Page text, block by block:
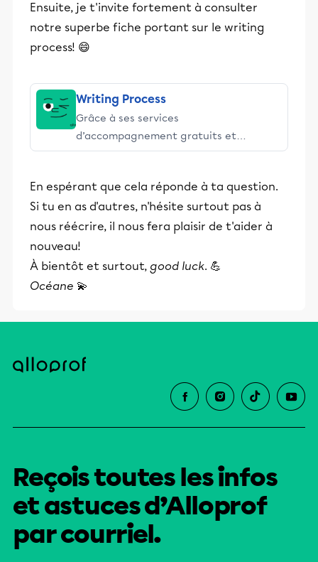
Ensuite, je t'invite fortement à consulter
notre superbe fiche portant sur le writing
process! 😄
Writing Process
Grâce à ses services
d’accompagnement gratuits et
stimulants, Alloprof engage les élèves
éducative.
En espérant que cela réponde à ta question.
Si tu en as d'autres, n'hésite surtout pas à
nous réécrire, il nous fera plaisir de t'aider à
nouveau!
À bientôt et surtout, good luck. 💪
Océane 💫
Reçois toutes les infos
et astuces d’Alloprof
par courriel.